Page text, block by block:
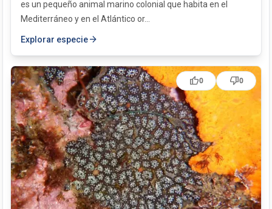
es un pequeño animal marino colonial que habita en el
Mediterráneo y en el Atlántico or...
Explorar especiearrow_forward
thumb_up0 thumb_down0